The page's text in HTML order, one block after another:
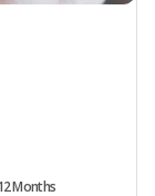
Months